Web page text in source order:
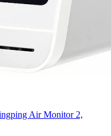
Air Monitor 2,